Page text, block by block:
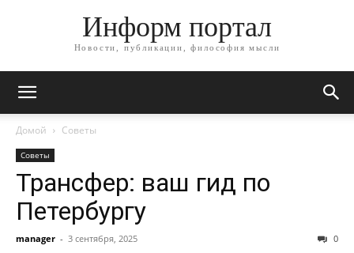
Информ портал
Новости, публикации, философия мысли
Домой Советы
Советы
Трансфер: ваш гид по
Петербургу
manager - 3 сентября, 2025 0